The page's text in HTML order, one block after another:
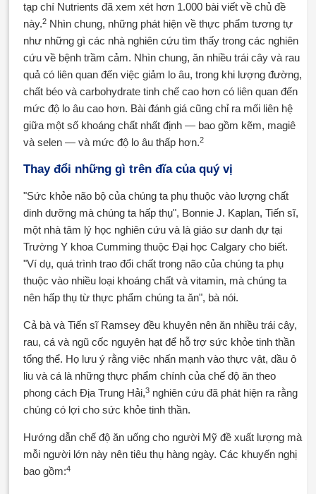
tạp chí Nutrients đã xem xét hơn 1.000 bài viết về chủ đề
này.2 Nhìn chung, những phát hiện về thực phẩm tương tự
như những gì các nhà nghiên cứu tìm thấy trong các nghiên
cứu về bệnh trầm cảm. Nhìn chung, ăn nhiều trái cây và rau
quả có liên quan đến việc giảm lo âu, trong khi lượng đường,
chất béo và carbohydrate tinh chế cao hơn có liên quan đến
mức độ lo âu cao hơn. Bài đánh giá cũng chỉ ra mối liên hệ
giữa một số khoáng chất nhất định — bao gồm kẽm, magiê
và selen — và mức độ lo âu thấp hơn.2
Thay đổi những gì trên đĩa của quý vị
"Sức khỏe não bộ của chúng ta phụ thuộc vào lượng chất
dinh dưỡng mà chúng ta hấp thụ", Bonnie J. Kaplan, Tiến sĩ,
một nhà tâm lý học nghiên cứu và là giáo sư danh dự tại
Trường Y khoa Cumming thuộc Đại học Calgary cho biết.
"Ví dụ, quá trình trao đổi chất trong não của chúng ta phụ
thuộc vào nhiều loại khoáng chất và vitamin, mà chúng ta
nên hấp thụ từ thực phẩm chúng ta ăn", bà nói.
Cả bà và Tiến sĩ Ramsey đều khuyên nên ăn nhiều trái cây,
rau, cá và ngũ cốc nguyên hạt để hỗ trợ sức khỏe tinh thần
tổng thể. Họ lưu ý rằng việc nhấn mạnh vào thực vật, dầu ô
liu và cá là những thực phẩm chính của chế độ ăn theo
phong cách Địa Trung Hải,3 nghiên cứu đã phát hiện ra rằng
chúng có lợi cho sức khỏe tinh thần.
Hướng dẫn chế độ ăn uống cho người Mỹ đề xuất lượng mà
mỗi người lớn này nên tiêu thụ hàng ngày. Các khuyến nghị
bao gồm:4